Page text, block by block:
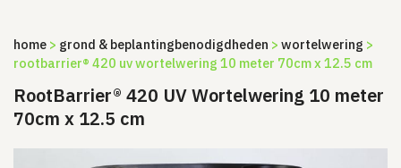
home > grond & beplanting­benodigdheden > wortelwering >
rootbarrier® 420 uv wortelwering 10 meter 70cm x 12.5 cm
RootBarrier® 420 UV Wortelwering 10 meter
70cm x 12.5 cm